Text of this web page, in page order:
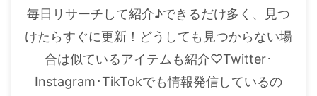
毎日リサーチして紹介♪できるだけ多く、見つ
けたらすぐに更新！どうしても見つからない場
合は似ているアイテムも紹介♡Twitter･
Instagram･TikTokでも情報発信しているの